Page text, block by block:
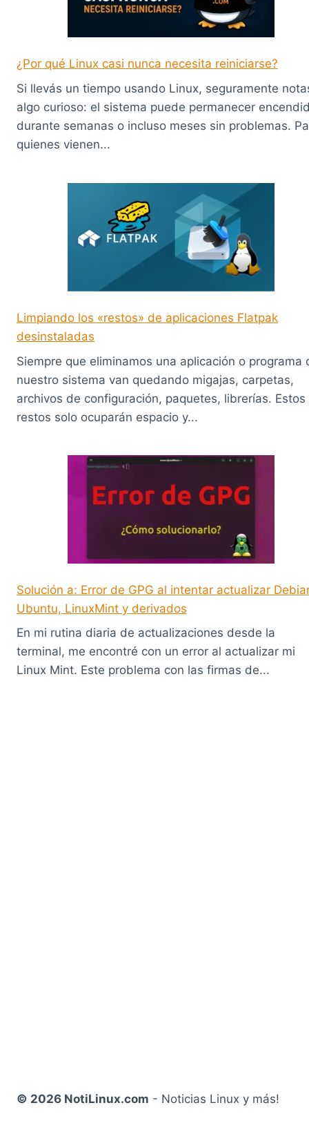
¿Por qué Linux casi nunca necesita reiniciarse?
Si llevás un tiempo usando Linux, seguramente
algo curioso: el sistema puede permanecer
durante semanas o incluso meses sin problemas.
quienes vienen...
Limpiando los «restos» de aplicaciones Flatpak
desinstaladas
Siempre que eliminamos una aplicación o programa
nuestro sistema van quedando migajas, carpetas,
archivos de configuración, paquetes, librerías. Estos
restos solo ocuparán espacio y...
Solución a: Error de GPG al intentar actualizar
Ubuntu, LinuxMint y derivados
En mi rutina diaria de actualizaciones desde la
terminal, me encontré con un error al actualizar mi
Linux Mint. Este problema con las firmas de...
© 2026 NotiLinux.com - Noticias Linux y más!